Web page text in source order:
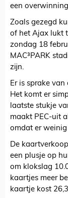
een
Zoals gezegd
of het Ajax lukt
zondag 18
MAC³PARK
zijn.
Er is sprake
Het komt er
laatste stukje
maakt PEC-uit
omdat er
De
een plusje op
om klokslag
kaartjes meer
kaartje kost